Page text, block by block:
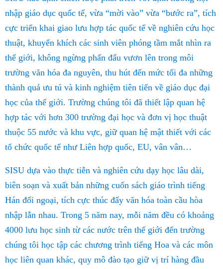
nhập giáo dục quốc tế, vừa “mời vào” vừa “bước ra”, tích
cực triển khai giao lưu hợp tác quốc tế về nghiên cứu học
thuật, khuyến khích các sinh viên phóng tầm mắt nhìn ra
thế giới, không ngừng phấn đấu vươn lên trong môi
trường văn hóa đa nguyên, thu hút đến mức tối đa những
thành quả ưu tú và kinh nghiệm tiên tiến về giáo dục đại
học của thế giới. Trường chúng tôi đã thiết lập quan hệ
hợp tác với hơn 300 trường đại học và đơn vị học thuật
thuộc 55 nước và khu vực, giữ quan hệ mật thiết với các
tổ chức quốc tế như Liên hợp quốc, EU, vân vân…
SISU dựa vào thực tiễn và nghiên cứu dạy học lâu dài,
biên soạn và xuất bản những cuốn sách giáo trình tiếng
Hán đối ngoại, tích cực thúc đẩy văn hóa toàn cầu hòa
nhập lẫn nhau. Trong 5 năm nay, mỗi năm đều có khoảng
4000 lưu học sinh từ các nước trên thế giới đến trường
chúng tôi học tập các chương trình tiếng Hoa và các môn
học liên quan khác, quy mô đào tạo giữ vị trí hàng đầu